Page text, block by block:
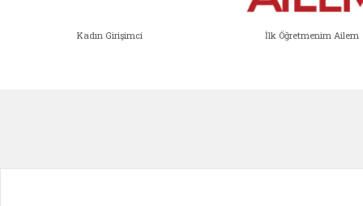
Kadın Girişimci İlk Öğretmenim Ailem